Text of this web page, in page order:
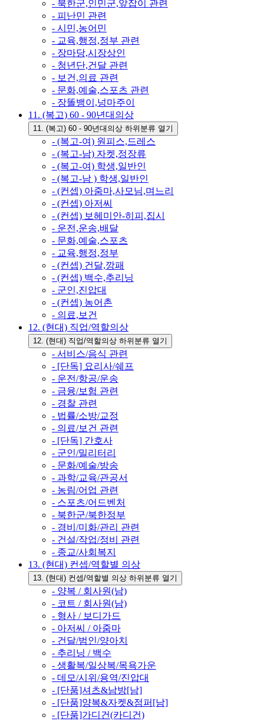
- 북한군,인민군,앞잡이 관련
- 피난민 관련
- 시민,농어민
- 교육,행정,정부 관련
- 장마당,시장상인
- 청년단,건달 관련
- 보건,의료 관련
- 문화,예술,스포츠 관련
- 장똘뱅이,넝마주이
11. (복고) 60 - 90년대의상
11. (복고) 60 - 90년대의상 하위분류 열기
- (복고-여) 원피스,드레스
- (복고-남) 자켓,정장류
- (복고-여) 학생,일반인
- (복고-남 ) 학생,일반인
- (컨셉) 아줌마,사모님,며느리
- (컨셉) 아저씨
- (컨셉) 보헤미안-히피,집시
- 운전,운송,배달
- 문화,예술,스포츠
- 교육,행정,정부
- (컨셉) 건달,깡패
- (컨셉) 백수,추리닝
- 군인,진압대
- (컨셉) 농어촌
- 의료,보건
12. (현대) 직업/역할의상
12. (현대) 직업/역할의상 하위분류 열기
- 서비스/음식 관련
- [단독] 요리사/쉐프
- 운전/항공/운송
- 금융/보험 관련
- 경찰 관련
- 법률/소방/교정
- 의료/보건 관련
- [단독] 간호사
- 군인/밀리터리
- 문화/예술/방송
- 과학/교육/관공서
- 농림/어업 관련
- 스포츠/어드벤처
- 북한군/북한정부
- 경비/미화/관리 관련
- 건설/작업/정비 관련
- 종교/사회복지
13. (현대) 컨셉/역할별 의상
13. (현대) 컨셉/역할별 의상 하위분류 열기
- 양복 / 회사원(남)
- 코트 / 회사원(남)
- 형사 / 보디가드
- 아저씨 / 아줌마
- 건달/범인/양아치
- 추리닝 / 백수
- 생활복/일상복/목욕가운
- 데모/시위/용역/진압대
- [단품]셔츠&남방[남]
- [단품]양복&자켓&점퍼[남]
- [단품]가디건(카디건)